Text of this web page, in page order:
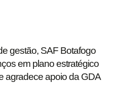
gestão, SAF Botafogo
em plano estratégico
agradece apoio da GDA